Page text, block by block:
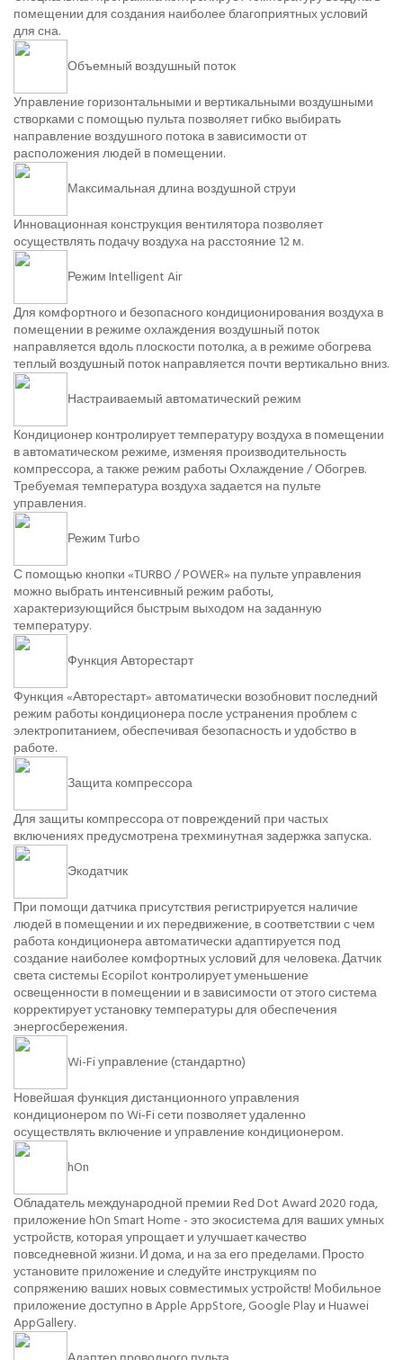
помещении для создания наиболее благоприятных условий
для сна.
Объемный воздушный поток
Управление горизонтальными и вертикальными воздушными
створками с помощью пульта позволяет гибко выбирать
направление воздушного потока в зависимости от
расположения людей в помещении.
Максимальная длина воздушной струи
Инновационная конструкция вентилятора позволяет
осуществлять подачу воздуха на расстояние 12 м.
Режим Intelligent Air
Для комфортного и безопасного кондиционирования воздуха в
помещении в режиме охлаждения воздушный поток
направляется вдоль плоскости потолка, а в режиме обогрева
теплый воздушный поток направляется почти вертикально вниз.
Настраиваемый автоматический режим
Кондиционер контролирует температуру воздуха в помещении
в автоматическом режиме, изменяя производительность
компрессора, а также режим работы Охлаждение / Обогрев.
Требуемая температура воздуха задается на пульте
управления.
Режим Turbo
С помощью кнопки «TURBO / POWER» на пульте управления
можно выбрать интенсивный режим работы,
характеризующийся быстрым выходом на заданную
температуру.
Функция Авторестарт
Функция «Авторестарт» автоматически возобновит последний
режим работы кондиционера после устранения проблем с
электропитанием, обеспечивая безопасность и удобство в
работе.
Защита компрессора
Для защиты компрессора от повреждений при частых
включениях предусмотрена трехминутная задержка запуска.
Экодатчик
При помощи датчика присутствия регистрируется наличие
людей в помещении и их передвижение, в соответствии с чем
работа кондиционера автоматически адаптируется под
создание наиболее комфортных условий для человека. Датчик
света системы Ecopilot контролирует уменьшение
освещенности в помещении и в зависимости от этого система
корректирует установку температуры для обеспечения
энергосбережения.
Wi-Fi управление (стандартно)
Новейшая функция дистанционного управления
кондиционером по Wi-Fi сети позволяет удаленно
осуществлять включение и управление кондиционером.
hOn
Обладатель международной премии Red Dot Award 2020 года,
приложение hOn Smart Home - это экосистема для ваших умных
устройств, которая упрощает и улучшает качество
повседневной жизни. И дома, и на за его пределами. Просто
установите приложение и следуйте инструкциям по
сопряжению ваших новых совместимых устройств! Мобильное
приложение доступно в Apple AppStore, Google Play и Huawei
AppGallery.